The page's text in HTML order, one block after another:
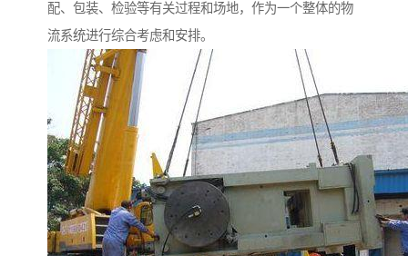
配、包装、检验等有关过程和场地，作为一个整体的物
流系统进行综合考虑和安排。